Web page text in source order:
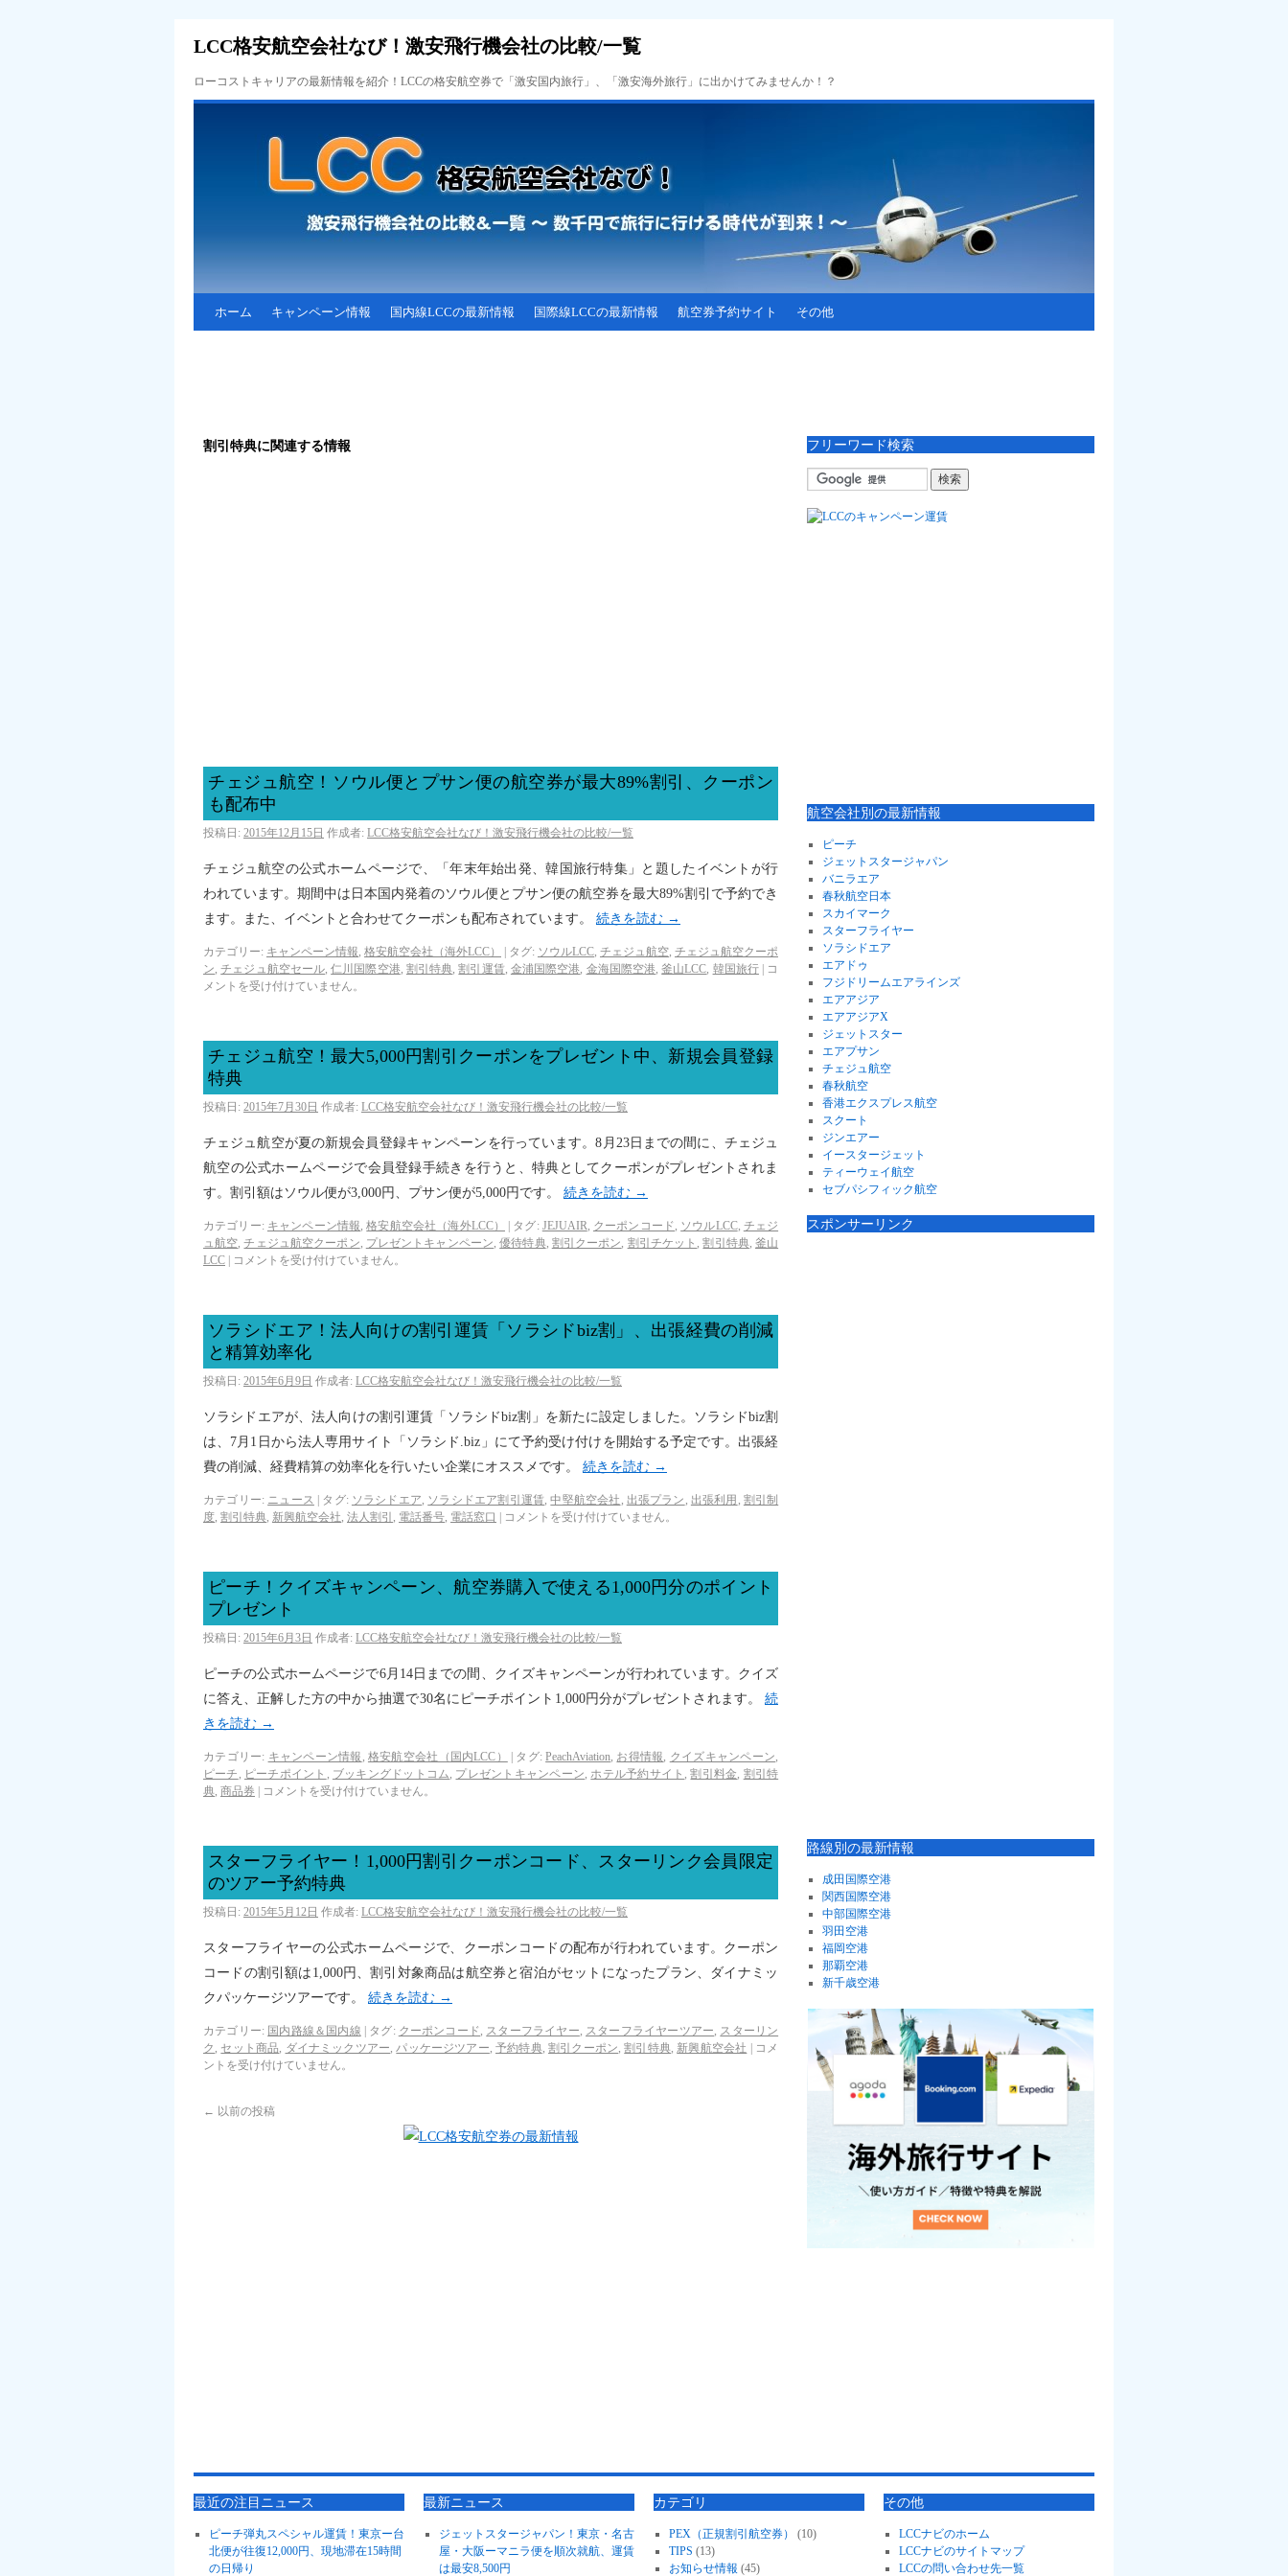
LCC格安航空会社なび！激安飛行機会社の比較/一覧
ローコストキャリアの最新情報を紹介！LCCの格安航空券で「激安国内旅行」、「激安海外旅行」に出かけてみませんか！？
ホーム キャンペーン情報 国内線LCCの最新情報 国際線LCCの最新情報 航空券予約サイト その他
割引特典に関連する情報
チェジュ航空！ソウル便とプサン便の航空券が最大89%割引、クーポン
も配布中
投稿日: 2015年12月15日 作成者: LCC格安航空会社なび！激安飛行機会社の比較/一覧
チェジュ航空の公式ホームページで、「年末年始出発、韓国旅行特集」と題したイベントが行
われています。期間中は日本国内発着のソウル便とプサン便の航空券を最大89%割引で予約でき
ます。また、イベントと合わせてクーポンも配布されています。 続きを読む →
カテゴリー: キャンペーン情報, 格安航空会社（海外LCC） タグ: ソウルLCC, チェジュ航空, チェジュ航空クーポ
ン,チェジュ航空セール,仁川国際空港, 割引特典,割引運賃, 金浦国際空港, 金海国際空港,釜山LCC, 韓国旅行
コ
メントを受け付けていません。
チェジュ航空！最大5,000円割引クーポンをプレゼント中、新規会員登録
特典
投稿日: 2015年7月30日 作成者: LCC格安航空会社なび！激安飛行機会社の比較/一覧
チェジュ航空が夏の新規会員登録キャンペーンを行っています。8月23日までの間に、チェジュ
航空の公式ホームページで会員登録手続きを行うと、特典としてクーポンがプレゼントされま
す。割引額はソウル便が3,000円、プサン便が5,000円です。 続きを読む →
カテゴリー: キャンペーン情報,格安航空会社（海外LCC） タグ: JEJUAIR, クーポンコード, ソウルLCC, チェジ
ュ航空,チェジュ航空クーポン, プレゼントキャンペーン,優待特典, 割引クーポン, 割引チケット ,割引特典,釜山
LCC
コメントを受け付けていません。
ソラシドエア！法人向けの割引運賃「ソラシドbiz割」、出張経費の削減
と精算効率化
投稿日: 2015年6月9日 作成者: LCC格安航空会社なび！激安飛行機会社の比較/一覧
ソラシドエアが、法人向けの割引運賃「ソラシドbiz割」を新たに設定しました。ソラシドbiz割
は、7月1日から法人専用サイト「ソラシド.biz」にて予約受け付けを開始する予定です。出張経
費の削減、経費精算の効率化を行いたい企業にオススメです。 続きを読む →
カテゴリー: ニュース タグ: ソラシドエア, ソラシドエア割引運賃,中堅航空会社 , 出張プラン , 出張利用 , 割引制
度, 割引特典, 新興航空会社, 法人割引 , 電話番号, 電話窓口 コメントを受け付けていません。
ピーチ！クイズキャンペーン、航空券購入で使える1,000円分のポイント
プレゼント
投稿日: 2015年6月3日 作成者: LCC格安航空会社なび！激安飛行機会社の比較/一覧
ピーチの公式ホームページで6月14日までの間、クイズキャンペーンが行われています。クイズ
に答え、正解した方の中から抽選で30名にピーチポイント1,000円分がプレゼントされます。 続
きを読む →
カテゴリー: キャンペーン情報 , 格安航空会社（国内LCC） タグ: PeachAviation, お得情報, クイズキャンペーン,
ピーチ , ピーチポイント , ブッキングドットコム, プレゼントキャンペーン,ホテル予約サイト ,割引料金, 割引特
典, 商品券 コメントを受け付けていません。
スターフライヤー！1,000円割引クーポンコード、スターリンク会員限定
のツアー予約特典
投稿日: 2015年5月12日 作成者: LCC格安航空会社なび！激安飛行機会社の比較/一覧
スターフライヤーの公式ホームページで、クーポンコードの配布が行われています。クーポン
コードの割引額は1,000円、割引対象商品は航空券と宿泊がセットになったプラン、ダイナミッ
クパッケージツアーです。 続きを読む →
カテゴリー: 国内路線＆国内線 タグ: クーポンコード, スターフライヤー, スターフライヤーツアー, スターリン
ク , セット商品, ダイナミックツアー,パッケージツアー,予約特典, 割引クーポン,割引特典, 新興航空会社
コメ
ントを受け付けていません。
← 以前の投稿
フリーワード検索
航空会社別の最新情報
ピーチ
ジェットスタージャパン
バニラエア
春秋航空日本
スカイマーク
スターフライヤー
ソラシドエア
エアドゥ
フジドリームエアラインズ
エアアジア
エアアジアX
ジェットスター
エアプサン
チェジュ航空
春秋航空
香港エクスプレス航空
スクート
ジンエアー
イースタージェット
ティーウェイ航空
セブパシフィック航空
スポンサーリンク
路線別の最新情報
成田国際空港
関西国際空港
中部国際空港
羽田空港
福岡空港
那覇空港
新千歳空港
最近の注目ニュース
ピーチ弾丸スペシャル運賃！東京ー台
北便が往復12,000円、現地滞在15時間
の日帰り
最新ニュース
ジェットスタージャパン！東京・名古
屋・大阪ーマニラ便を順次就航、運賃
は最安8,500円
カテゴリ
PEX（正規割引航空券）
(10)
TIPS (13)
お知らせ情報 (45)
その他
LCCナビのホーム
LCCナビのサイトマップ
LCCの問い合わせ先一覧